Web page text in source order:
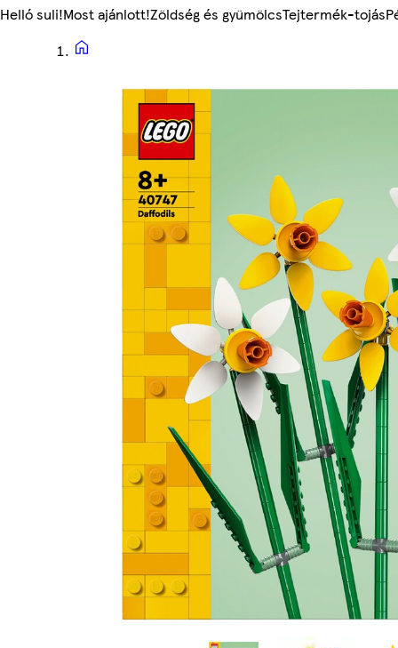
Helló suli!Most ajánlott!Zöldség és gyümölcsTejtermék-tojás